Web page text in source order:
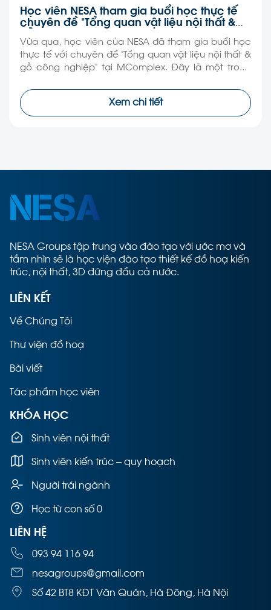
Học viên NESA tham gia buổi học thực tế
chuyên đề “Tổng quan vật liệu nội thất &
gỗ công nghiệp”
Vừa qua, học viên của NESA đã tham gia buổi học
thực tế với chuyên đề “Tổng quan vật liệu nội thất &
gỗ công nghiệp” tại MComplex. Đây là một trong
thực hành, giúp học viên tiếp cận kiến thức theo
hướng trực quan và […]Xem chi tiết
NESA Groups tập trung vào đào tạo với ước mơ và
tầm nhìn sẽ là học viện đào tạo thiết kế đồ hoạ kiến
trúc, nội thất, 3D đứng đầu cả nước.
LIÊN KẾT
Về Chúng Tôi
Thư viện đồ hoạ
Bài viết
Tác phẩm học viên
KHÓA HỌC
Sinh viên nội thất
Sinh viên kiến trúc – quy hoạch
Người trái ngành
Học từ con số 0
LIÊN HỆ
093 94 116 94
nesagroups@gmail.com
Số 42 BT8 KĐT Văn Quán, Hà Đông, Hà Nội